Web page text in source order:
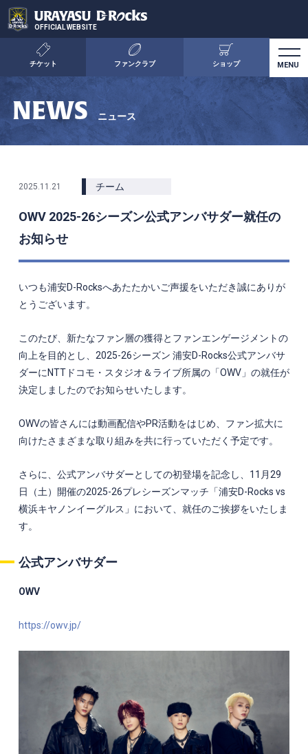
OFFICIAL WEBSITE
チケット ファンクラブ ショップ
NEWS ニュース
2025.11.21 チーム
OWV 2025-26シーズン公式アンバサダー就任の
お知らせ
いつも浦安D-Rocksへあたたかいご声援をいただき誠にありが
とうございます。
このたび、新たなファン層の獲得とファンエンゲージメントの
向上を目的とし、 2025-26シーズン 浦安D-Rocks公式アンバサ
ダーに NTTドコモ・スタジオ＆ライブ所属の「OWV」の就任が
決定しましたのでお知らせいたします。
OWVの皆さんには動画配信やPR活動をはじめ、ファン拡大に
向けたさまざまな取り組みを共に行っていただく予定です。
さらに、公式アンバサダーとしての初登場を記念し、 11 月29
日（土）開催の2025-26プレシーズンマッチ「浦安D-Rocks vs
横浜キヤノンイーグルス」において、就任のご挨拶をいたしま
す。
公式アンバサダー
OWV
https://owv.jp/